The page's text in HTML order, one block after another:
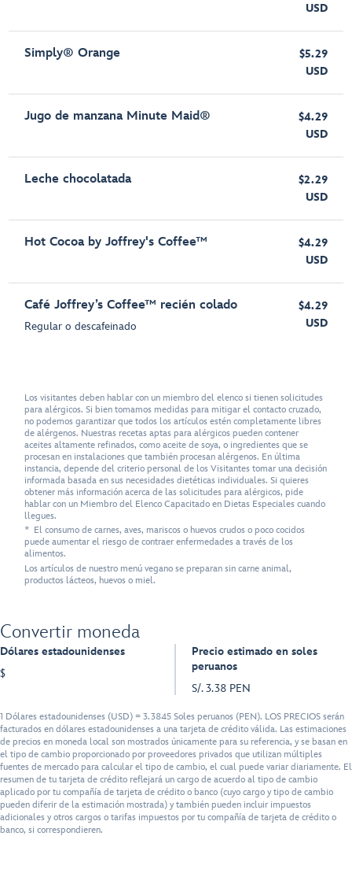
USD
Simply® Orange
$5.29
USD
Jugo de manzana Minute Maid®
$4.29
USD
Leche chocolatada
$2.29
USD
Hot Cocoa by Joffrey's Coffee™
$4.29
USD
Café Joffrey’s Coffee™ recién colado
Regular o descafeinado
$4.29
USD
Los visitantes deben hablar con un miembro del elenco si tienen solicitudes
para alérgicos. Si bien tomamos medidas para mitigar el contacto cruzado,
no podemos garantizar que todos los artículos estén completamente libres
de alérgenos. Nuestras recetas aptas para alérgicos pueden contener
aceites altamente refinados, como aceite de soya, o ingredientes que se
procesan en instalaciones que también procesan alérgenos. En última
instancia, depende del criterio personal de los Visitantes tomar una decisión
informada basada en sus necesidades dietéticas individuales. Si quieres
obtener más información acerca de las solicitudes para alérgicos, pide
hablar con un Miembro del Elenco Capacitado en Dietas Especiales cuando
llegues.
* El consumo de carnes, aves, mariscos o huevos crudos o poco cocidos
puede aumentar el riesgo de contraer enfermedades a través de los
alimentos.
Los artículos de nuestro menú vegano se preparan sin carne animal,
productos lácteos, huevos o miel.
Convertir moneda
Dólares estadounidenses
$
Precio estimado en soles
peruanos
S/. 3.38 PEN
1 Dólares estadounidenses (USD) = 3.3845 Soles peruanos (PEN). LOS PRECIOS serán
facturados en dólares estadounidenses a una tarjeta de crédito válida. Las estimaciones
de precios en moneda local son mostrados únicamente para su referencia, y se basan en
el tipo de cambio proporcionado por proveedores privados que utilizan múltiples
fuentes de mercado para calcular el tipo de cambio, el cual puede variar diariamente. El
resumen de tu tarjeta de crédito reflejará un cargo de acuerdo al tipo de cambio
aplicado por tu compañía de tarjeta de crédito o banco (cuyo cargo y tipo de cambio
pueden diferir de la estimación mostrada) y también pueden incluir impuestos
adicionales y otros cargos o tarifas impuestos por tu compañía de tarjeta de crédito o
banco, si correspondieren.